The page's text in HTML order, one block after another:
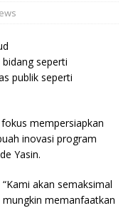
seperti
publik seperti
mempersiapkan
inovasi program
Yasin.
“Kami akan semaksimal
mungkin memanfaatkan